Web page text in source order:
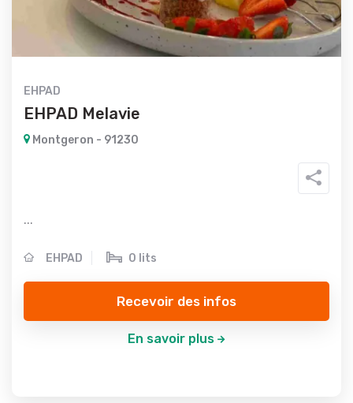
EHPAD
EHPAD Melavie
Montgeron - 91230
...
EHPAD 0 lits
Recevoir des infos
En savoir plus